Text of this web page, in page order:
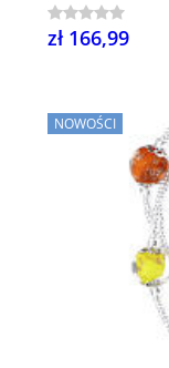
zł 166,99
NOWOŚCI